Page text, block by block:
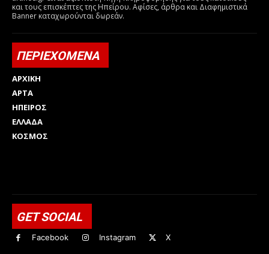
και τους επισκέπτες της Ηπείρου. Αφίσες, άρθρα και Διαφημιστικά
Banner καταχωρούνται δωρεάν.
ΠΕΡΙΕΧΟΜΕΝΑ
ΑΡΧΙΚΗ
ΑΡΤΑ
ΗΠΕΙΡΟΣ
ΕΛΛΑΔΑ
ΚΟΣΜΟΣ
GET SOCIAL
Facebook Instagram X